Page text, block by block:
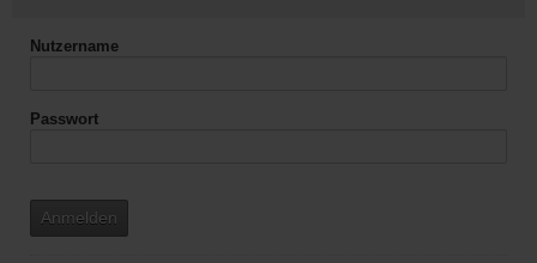
Nutzername
Passwort
Anmelden